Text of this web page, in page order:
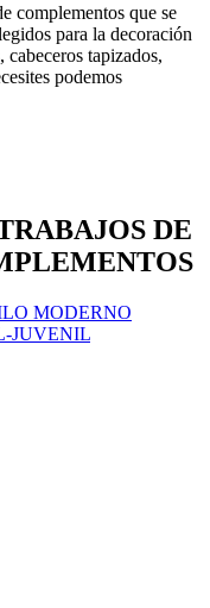
complementos que se
para la decoración
tapizados,
podemos
DE
MODERNO
JUVENIL